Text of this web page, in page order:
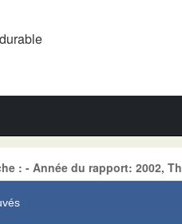
: - Année du rapport: 2002,